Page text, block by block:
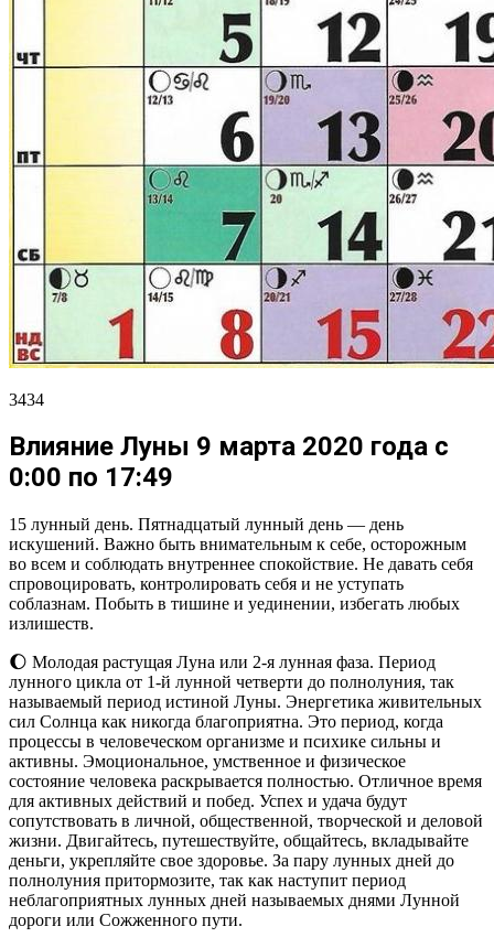
3434
Влияние Луны 9 марта 2020 года с
0:00 по 17:49
15 лунный день. Пятнадцатый лунный день — день
искушений. Важно быть внимательным к себе, осторожным
во всем и соблюдать внутреннее спокойствие. Не давать себя
спровоцировать, контролировать себя и не уступать
соблазнам. Побыть в тишине и уединении, избегать любых
излишеств.
🌔 Молодая растущая Луна или 2-я лунная фаза. Период
лунного цикла от 1-й лунной четверти до полнолуния, так
называемый период истиной Луны. Энергетика живительных
сил Солнца как никогда благоприятна. Это период, когда
процессы в человеческом организме и психике сильны и
активны. Эмоциональное, умственное и физическое
состояние человека раскрывается полностью. Отличное время
для активных действий и побед. Успех и удача будут
сопутствовать в личной, общественной, творческой и деловой
жизни. Двигайтесь, путешествуйте, общайтесь, вкладывайте
деньги, укрепляйте свое здоровье. За пару лунных дней до
полнолуния притормозите, так как наступит период
неблагоприятных лунных дней называемых днями Лунной
дороги или Сожженного пути.